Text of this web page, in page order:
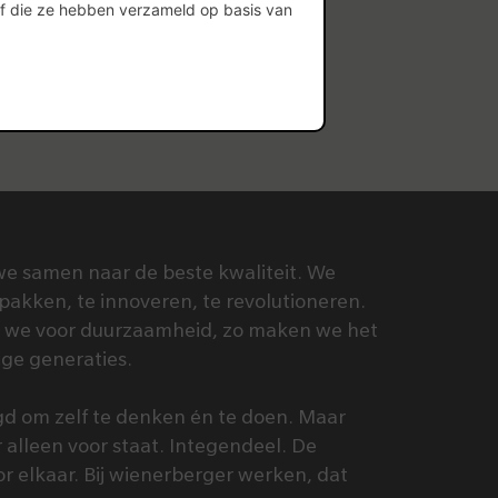
ze hebben verzameld op basis van
samen naar de beste kwaliteit. We
te innoveren, te revolutioneren.
voor duurzaamheid, zo maken we het
generaties.
om zelf te denken én te doen. Maar
voor staat. Integendeel. De
elkaar. Bij wienerberger werken, dat